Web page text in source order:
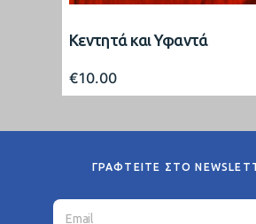
Κεντητά και Υφαντά
€10.00
ΓΡΑΦΤΕΙΤΕ ΣΤΟ